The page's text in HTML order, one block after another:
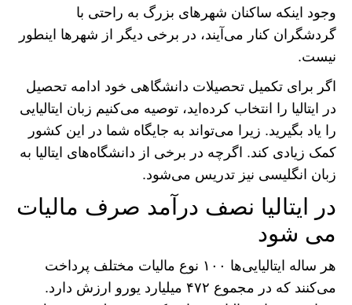
وجود اینکه ساکنان شهر‌های بزرگ به راحتی با
گردشگران کنار می‌آیند، در برخی دیگر از شهر‌ها اینطور
نیست.
اگر برای تکمیل تحصیلات دانشگاهی خود ادامه تحصیل
در ایتالیا را انتخاب کرده‌اید، توصیه می‌کنیم زبان ایتالیایی
را یاد بگیرید. زیرا می‌تواند به جایگاه شما در این کشور
کمک زیادی کند. اگرچه در برخی از دانشگاه‌های ایتالیا به
زبان انگلیسی نیز تدریس می‌شود.
در ایتالیا نصف درآمد صرف مالیات
می شود
هر ساله ایتالیایی‌ها ۱۰۰ نوع مالیات مختلف پرداخت
می‌کنند که در مجموع ۴۷۲ میلیارد یورو ارزش دارد.